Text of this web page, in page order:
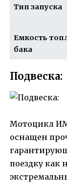
Тип запуска
Емкость
бака
Подвеска:
Мотоцикл
оснащен
поездку как